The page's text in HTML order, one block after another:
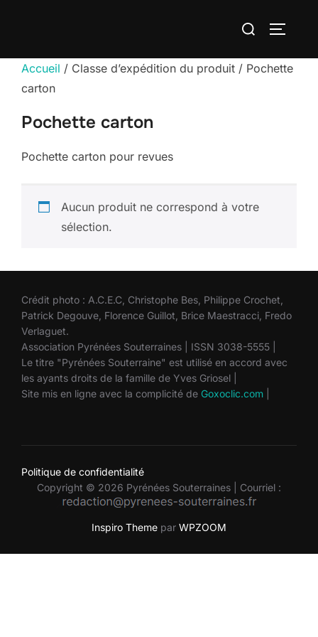
Rechercher :
Accueil / Classe d’expédition du produit / Pochette
carton
Pochette carton
Pochette carton pour revues
Aucun produit ne correspond à votre
sélection.
Crédit photo : A.C.E.C, Christophe Bes, Philippe Crochet,
Patrick Degouve, Florence Guillot, Brice Maestracci, Fredo
Verlaguet.
Association Pyrénées Souterraines | ISSN 3038-5555 |
Le titre "Pyrénées Souterraine" est utilisé en accord avec
les ayants droits de la famille de Yves Griosel |
Site mis en ligne avec la complicité de Goxoclic.com
Politique de confidentialité
Copyright © 2026 Pyrénées Souterraines | Courriel :
Inspiro Theme par WPZOOM